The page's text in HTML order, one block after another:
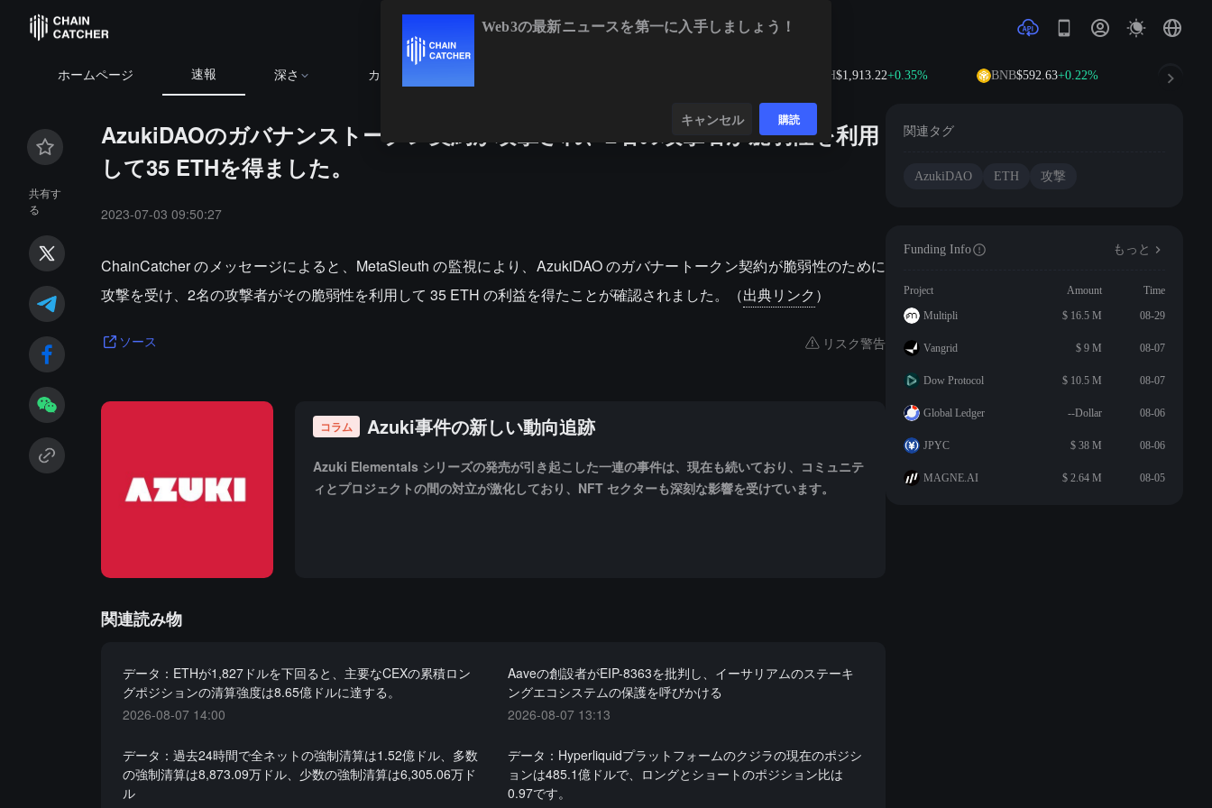
ホームページ 速報 深さ カレンダー $1,913.22+0.35% BNB$592.63+0.22% XRP
共有す
る
AzukiDAOのガバナンストークン契約が攻撃され、2名の攻撃者が脆弱性を利用
して35 ETHを得ました。
2023-07-03 09:50:27
ChainCatcher のメッセージによると、MetaSleuth の監視により、AzukiDAO のガバナートークン契約が脆弱性のために
攻撃を受け、2名の攻撃者がその脆弱性を利用して 35 ETH の利益を得たことが確認されました。（出典リンク ）
ソース リスク警告
コラム Azuki事件の新しい動向追跡
Azuki Elementals シリーズの発売が引き起こした一連の事件は、現在も続いており、コミュニテ
ィとプロジェクトの間の対立が激化しており、NFT セクターも深刻な影響を受けています。
関連読み物
データ：ETHが1,827ドルを下回ると、主要なCEXの累積ロン
グポジションの清算強度は8.65億ドルに達する。
2026-08-07 14:00
Aaveの創設者がEIP-8363を批判し、イーサリアムのステーキ
ングエコシステムの保護を呼びかける
2026-08-07 13:13
データ：過去24時間で全ネットの強制清算は1.52億ドル、多数
の強制清算は8,873.09万ドル、少数の強制清算は6,305.06万ド
ル
データ：Hyperliquidプラットフォームのクジラの現在のポジシ
ョンは485.1億ドルで、ロングとショートのポジション比は
0.97です。
関連タグ
AzukiDAO ETH 攻撃
Funding Info もっと
Project Amount
Time
Multipli
$ 16.5 M 08-29
Vangrid $ 9 M 08-07
Dow Protocol $ 10.5 M 08-07
Global Ledger --Dollar 08-06
JPYC $ 38 M 08-06
MAGNE.AI $ 2.64 M 08-05
Web3の最新ニュースを第一に入手しましょう！
キャンセル 購読